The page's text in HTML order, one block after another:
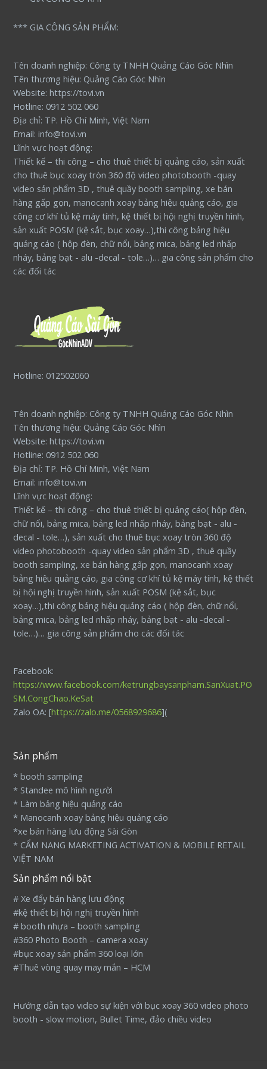
*** GIA CÔNG SẢN PHẨM:
Tên doanh nghiệp: Công ty TNHH Quảng Cáo Góc Nhìn
Tên thương hiệu: Quảng Cáo Góc Nhìn
Website: https://tovi.vn
Hotline: 0912 502 060
Địa chỉ: TP. Hồ Chí Minh, Việt Nam
Email: info@tovi.vn
Lĩnh vực hoạt động:
Thiết kế – thi công – cho thuê thiết bị quảng cáo, sản xuất
cho thuê bục xoay tròn 360 độ video photobooth -quay
video sản phẩm 3D , thuê quầy booth sampling, xe bán
hàng gấp gọn, manocanh xoay bảng hiệu quảng cáo, gia
công cơ khí tủ kệ máy tính, kệ thiết bị hội nghị truyền hình,
sản xuất POSM (kệ sắt, bục xoay…),thi công bảng hiệu
quảng cáo ( hộp đèn, chữ nổi, bảng mica, bảng led nhấp
nháy, bảng bạt - alu -decal - tole…)… gia công sản phẩm cho
các đối tác
Hotline: 012502060
Tên doanh nghiệp: Công ty TNHH Quảng Cáo Góc Nhìn
Tên thương hiệu: Quảng Cáo Góc Nhìn
Website: https://tovi.vn
Hotline: 0912 502 060
Địa chỉ: TP. Hồ Chí Minh, Việt Nam
Email: info@tovi.vn
Lĩnh vực hoạt động:
Thiết kế – thi công – cho thuê thiết bị quảng cáo( hộp đèn,
chữ nổi, bảng mica, bảng led nhấp nháy, bảng bạt - alu -
decal - tole…), sản xuất cho thuê bục xoay tròn 360 độ
video photobooth -quay video sản phẩm 3D , thuê quầy
booth sampling, xe bán hàng gấp gọn, manocanh xoay
bảng hiệu quảng cáo, gia công cơ khí tủ kệ máy tính, kệ thiết
bị hội nghị truyền hình, sản xuất POSM (kệ sắt, bục
xoay…),thi công bảng hiệu quảng cáo ( hộp đèn, chữ nổi,
bảng mica, bảng led nhấp nháy, bảng bạt - alu -decal -
tole…)… gia công sản phẩm cho các đối tác
Facebook:
https://www.facebook.com/ketrungbaysanpham.SanXuat.PO
SM.CongChao.KeSat
Zalo OA: [https://zalo.me/0568929686](
Sản phẩm
* booth sampling
* Standee mô hình người
* Làm bảng hiệu quảng cáo
* Manocanh xoay bảng hiệu quảng cáo
*xe bán hàng lưu động Sài Gòn
* CẨM NANG MARKETING ACTIVATION & MOBILE RETAIL
VIỆT NAM
Sản phẩm nổi bật
# Xe đẩy bán hàng lưu động
#kệ thiết bị hội nghị truyền hình
# booth nhựa – booth sampling
#360 Photo Booth – camera xoay
#bục xoay sản phẩm 360 loại lớn
#Thuê vòng quay may mắn – HCM
Hướng dẫn tạo video sự kiện với bục xoay 360 video photo
booth - slow motion, Bullet Time, đảo chiều video